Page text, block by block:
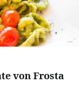
von Frosta